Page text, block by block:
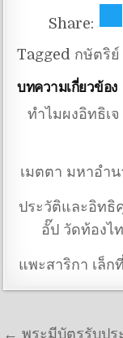
Share:
Tagged กษัตริย์
บทความเกี่ยวข้อง
ทำไมผงอิทธิเ
เมตตา มหาอำ
ประวัติและอิทธิ
อั๊ป วัดท้องไ
แพะสาริกา เล็ก
← พระมีบัตรรับปร